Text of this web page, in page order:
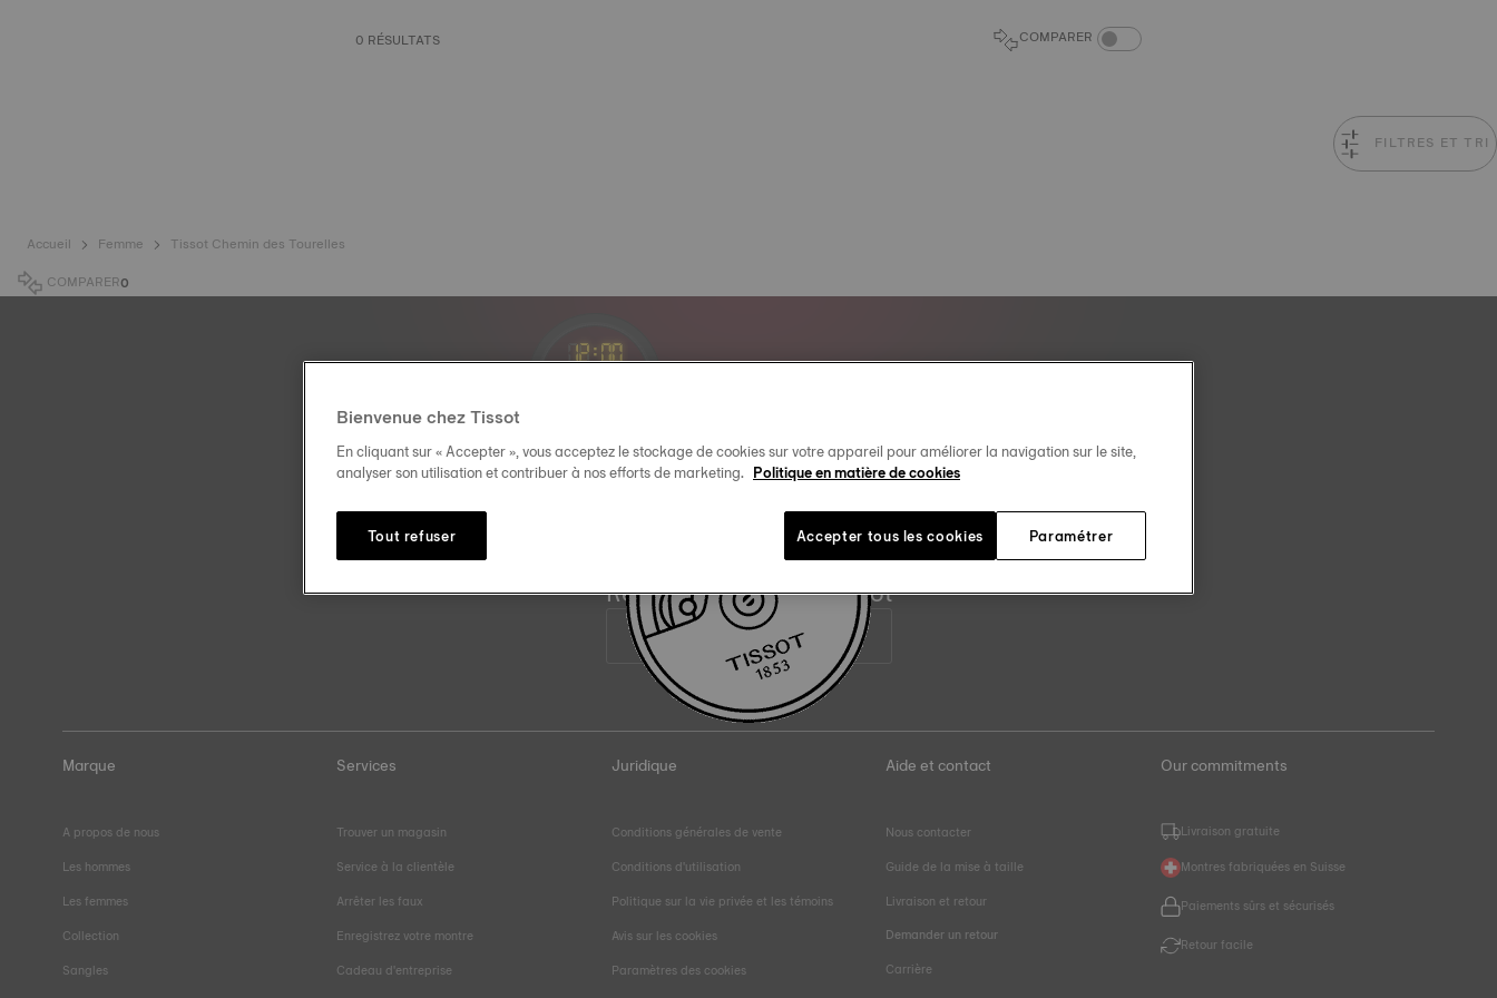
0 RÉSULTATS COMPARER COMPARAISON DES PRODUITS
FILTRES ET TRI
Accueil Femme
Tissot Chemin des Tourelles
COMPARER0
10:54
Rejoignez la famille Tissot
Adresse électronique
Marque
A propos de nous
Les hommes
Les femmes
Collection
Sangles
Services
Trouver un magasin
Service à la clientèle
Arrêter les faux
Enregistrez votre montre
Cadeau d'entreprise
Juridique
Conditions générales de vente
Conditions d'utilisation
Politique sur la vie privée et les témoins
Avis sur les cookies
Paramètres des cookies
Aide et contact
Nous contacter
Guide de la mise à taille
Livraison et retour
Demander un retour
Carrière
Our commitments
Livraison gratuite
Montres fabriquées en Suisse
Paiements sûrs et sécurisés
Retour facile
Bienvenue chez Tissot
En cliquant sur « Accepter », vous acceptez le stockage de cookies sur votre appareil pour améliorer la navigation sur le site,
analyser son utilisation et contribuer à nos efforts de marketing. Politique en matière de cookies
Paramétrer
Tout refuser Accepter tous les cookies